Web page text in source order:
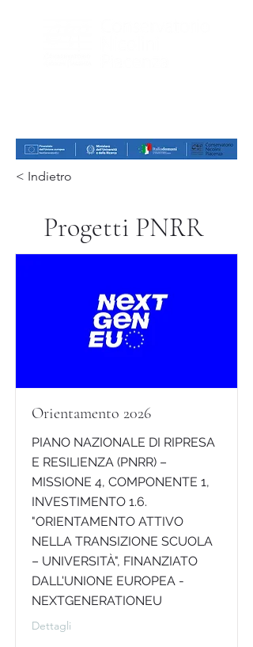
< Indietro
Progetti PNRR
Orientamento 2026
PIANO NAZIONALE DI RIPRESA
E RESILIENZA (PNRR) –
MISSIONE 4, COMPONENTE 1,
INVESTIMENTO 1.6.
"ORIENTAMENTO ATTIVO
NELLA TRANSIZIONE SCUOLA
– UNIVERSITÀ", FINANZIATO
DALL'UNIONE EUROPEA -
NEXTGENERATIONEU
Dettagli